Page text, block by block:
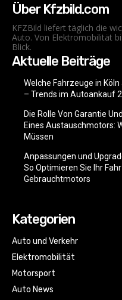
Über Kfzbild.com
KFZBild liefert täglich die
Auto. Von Elektromobilität
Blick.
Aktuelle Beiträge
Welche Fahrzeuge in
– Trends im Autoankauf
Die Rolle Von Garantie
Eines Austauschmotors:
Müssen
Anpassungen und
So Optimieren Sie Ihr
Gebrauchtmotors
Kategorien
Auto und Verkehr
Elektromobilität
Motorsport
Auto News